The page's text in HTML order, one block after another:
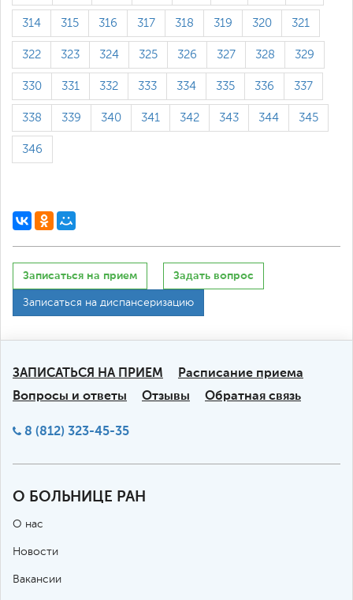
314 315 316 317 318 319 320 321
322 323 324 325 326 327 328 329
330 331 332 333 334 335 336 337
338 339 340 341 342 343 344 345
346
Записаться на прием Задать вопрос
Записаться на диспансеризацию
ЗАПИСАТЬСЯ НА ПРИЕМ
Расписание приема
Вопросы и ответы
Отзывы Обратная связь
8 (812) 323-45-35
О БОЛЬНИЦЕ РАН
О нас
Новости
Вакансии